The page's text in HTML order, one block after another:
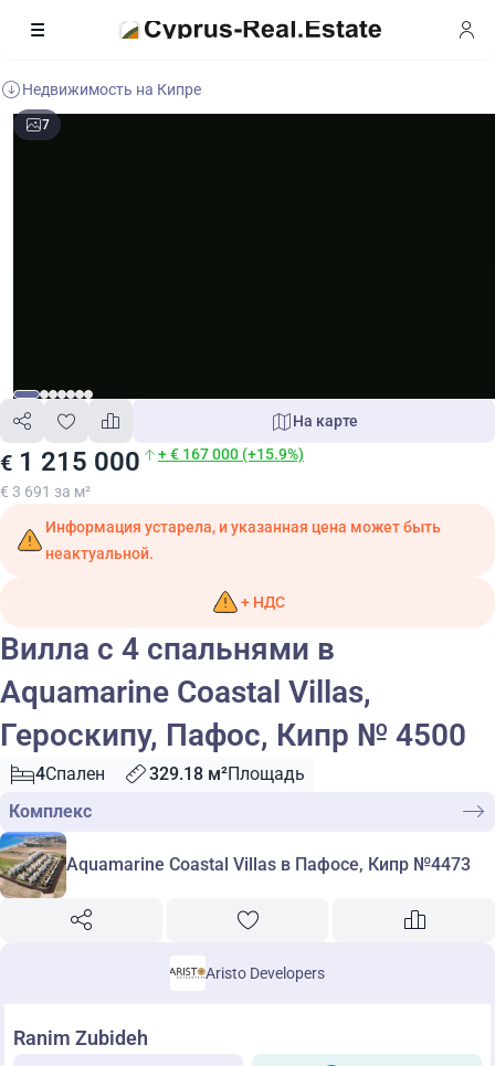
Недвижимость на Кипре
7
€ 1 215 000 + € 167 000 (+15.9%)
€ 3 691 за м²
На карте
Информация устарела, и указанная цена может быть
неактуальной.
+ НДС
Вилла с 4 спальнями в
Aquamarine Coastal Villas,
Героскипу, Пафос, Кипр № 4500
4Спален 329.18 м²Площадь
Комплекс
Aquamarine Coastal Villas в Пафосе, Кипр №4473
Aristo Developers
Ranim Zubideh